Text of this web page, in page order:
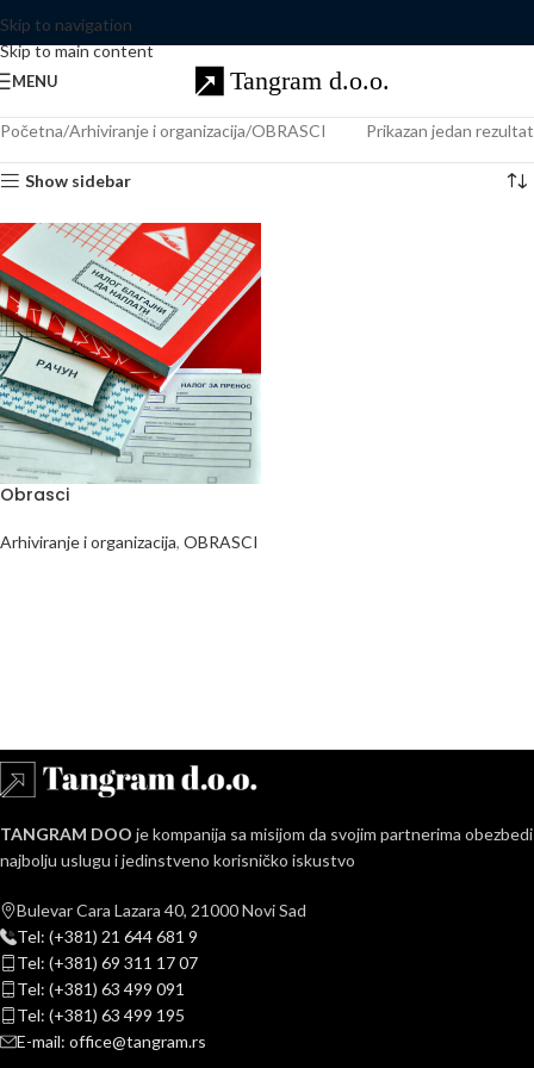
Skip to navigation
Skip to main content
MENU
Početna Arhiviranje i organizacija OBRASCI Prikazan jedan rezultat
Show sidebar
Obrasci
Arhiviranje i organizacija, OBRASCI
TANGRAM DOO je kompanija sa misijom da svojim partnerima obezbedi
najbolju uslugu i jedinstveno korisničko iskustvo
Bulevar Cara Lazara 40, 21000 Novi Sad
Tel: (+381) 21 644 681 9
Tel: (+381) 69 311 17 07
Tel: (+381) 63 499 091
Tel: (+381) 63 499 195
E-mail: office@tangram.rs